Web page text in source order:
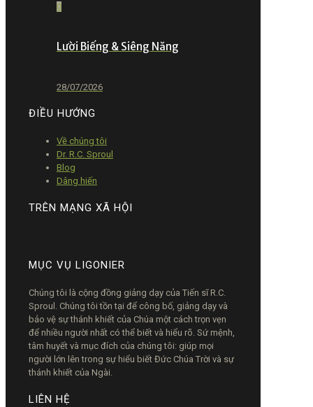
0
Lười Biếng & Siêng Năng
28/07/2026
ĐIỀU HƯỚNG
Về chúng tôi
Dr. R.C. Sproul
Blog
Dâng hiến
TRÊN MẠNG XÃ HỘI
MỤC VỤ LIGONIER
Chúng tôi là cộng đồng giảng dạy của Tiến sĩ R.C.
Sproul. Chúng tôi tồn tại để công bố, giảng dạy và
bảo vệ sự thánh khiết của Chúa một cách trọn vẹn
để nhiều người nhất có thể biết và hiểu rõ. Sứ mệnh,
tâm huyết và mục đích của chúng tôi: giúp mọi
người lớn lên trong sự hiểu biết Đức Chúa Trời và sự
thánh khiết của Ngài.
LIÊN HỆ